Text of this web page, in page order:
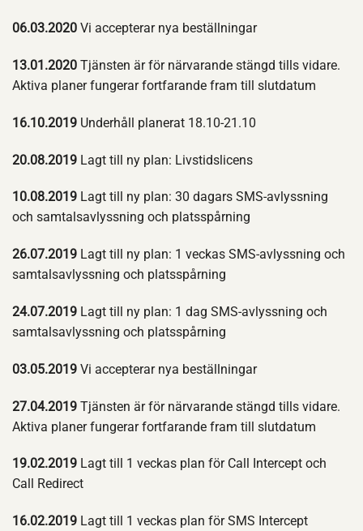
06.03.2020 Vi accepterar nya beställningar
13.01.2020 Tjänsten är för närvarande stängd tills vidare.
Aktiva planer fungerar fortfarande fram till slutdatum
16.10.2019 Underhåll planerat 18.10-21.10
20.08.2019 Lagt till ny plan: Livstidslicens
10.08.2019 Lagt till ny plan: 30 dagars SMS-avlyssning
och samtalsavlyssning och platsspårning
26.07.2019 Lagt till ny plan: 1 veckas SMS-avlyssning och
samtalsavlyssning och platsspårning
24.07.2019 Lagt till ny plan: 1 dag SMS-avlyssning och
samtalsavlyssning och platsspårning
03.05.2019 Vi accepterar nya beställningar
27.04.2019 Tjänsten är för närvarande stängd tills vidare.
Aktiva planer fungerar fortfarande fram till slutdatum
19.02.2019 Lagt till 1 veckas plan för Call Intercept och
Call Redirect
16.02.2019 Lagt till 1 veckas plan för SMS Intercept